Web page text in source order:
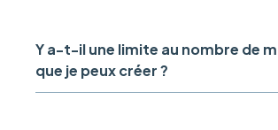
Y a-t-il une limite au nombre de
que je peux créer ?